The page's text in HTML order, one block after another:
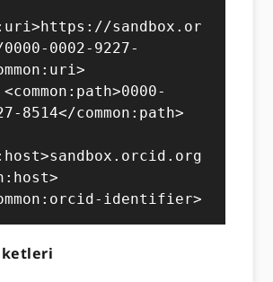
sandbox.or
0002-9227-
8514</common:path>
common:orcid-identifier>